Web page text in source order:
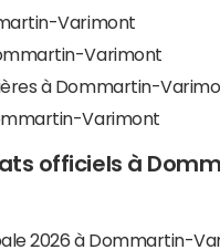
Varimont
Varimont
à Dommartin-
Varimont
officiels à
2026 à Dommartin-